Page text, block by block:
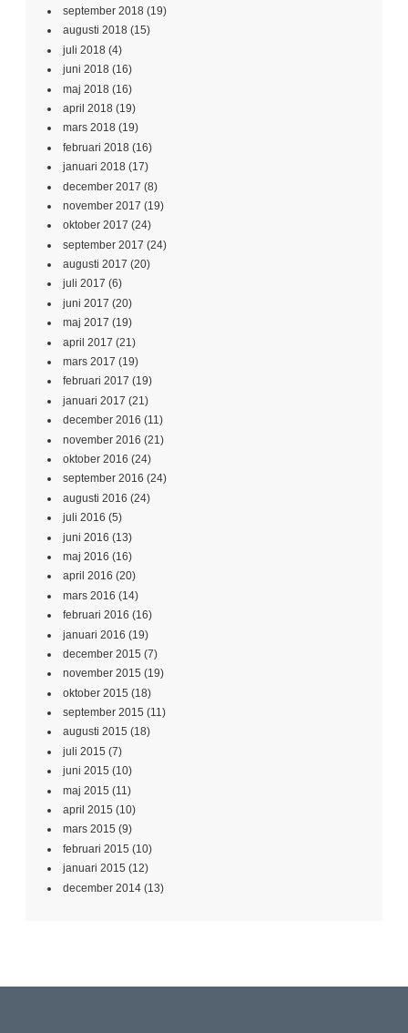
september 2018 (19)
augusti 2018 (15)
juli 2018 (4)
juni 2018 (16)
maj 2018 (16)
april 2018 (19)
mars 2018 (19)
februari 2018 (16)
januari 2018 (17)
december 2017 (8)
november 2017 (19)
oktober 2017 (24)
september 2017 (24)
augusti 2017 (20)
juli 2017 (6)
juni 2017 (20)
maj 2017 (19)
april 2017 (21)
mars 2017 (19)
februari 2017 (19)
januari 2017 (21)
december 2016 (11)
november 2016 (21)
oktober 2016 (24)
september 2016 (24)
augusti 2016 (24)
juli 2016 (5)
juni 2016 (13)
maj 2016 (16)
april 2016 (20)
mars 2016 (14)
februari 2016 (16)
januari 2016 (19)
december 2015 (7)
november 2015 (19)
oktober 2015 (18)
september 2015 (11)
augusti 2015 (18)
juli 2015 (7)
juni 2015 (10)
maj 2015 (11)
april 2015 (10)
mars 2015 (9)
februari 2015 (10)
januari 2015 (12)
december 2014 (13)